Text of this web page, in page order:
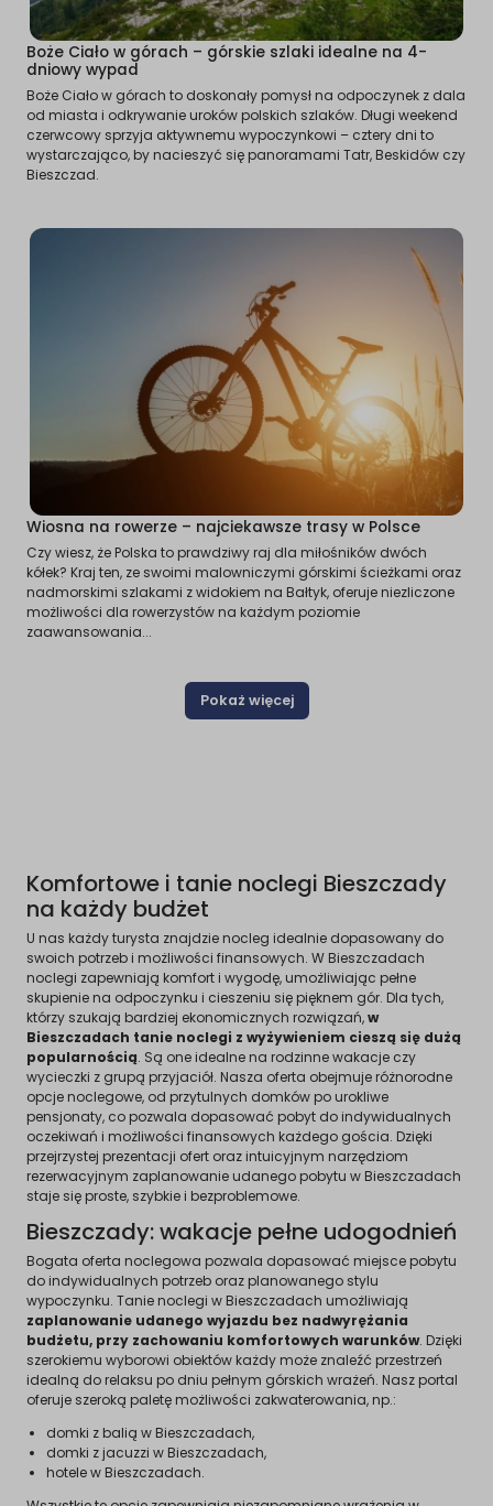
Boże Ciało w górach – górskie szlaki idealne na 4-
dniowy wypad
Boże Ciało w górach to doskonały pomysł na odpoczynek z dala
od miasta i odkrywanie uroków polskich szlaków. Długi weekend
czerwcowy sprzyja aktywnemu wypoczynkowi – cztery dni to
wystarczająco, by nacieszyć się panoramami Tatr, Beskidów czy
Bieszczad.
Wiosna na rowerze – najciekawsze trasy w Polsce
Czy wiesz, że Polska to prawdziwy raj dla miłośników dwóch
kółek? Kraj ten, ze swoimi malowniczymi górskimi ścieżkami oraz
nadmorskimi szlakami z widokiem na Bałtyk, oferuje niezliczone
możliwości dla rowerzystów na każdym poziomie
zaawansowania...
Pokaż więcej
Komfortowe i tanie noclegi Bieszczady
na każdy budżet
U nas każdy turysta znajdzie nocleg idealnie dopasowany do
swoich potrzeb i możliwości finansowych. W Bieszczadach
noclegi zapewniają komfort i wygodę, umożliwiając pełne
skupienie na odpoczynku i cieszeniu się pięknem gór. Dla tych,
którzy szukają bardziej ekonomicznych rozwiązań,w
Bieszczadach tanie noclegi z wyżywieniem cieszą się dużą
popularnością. Są one idealne na rodzinne wakacje czy
wycieczki z grupą przyjaciół. Nasza oferta obejmuje różnorodne
opcje noclegowe, od przytulnych domków po urokliwe
pensjonaty, co pozwala dopasować pobyt do indywidualnych
oczekiwań i możliwości finansowych każdego gościa. Dzięki
przejrzystej prezentacji ofert oraz intuicyjnym narzędziom
rezerwacyjnym zaplanowanie udanego pobytu w Bieszczadach
staje się proste, szybkie i bezproblemowe.
Bieszczady: wakacje pełne udogodnień
Bogata oferta noclegowa pozwala dopasować miejsce pobytu
do indywidualnych potrzeb oraz planowanego stylu
wypoczynku. Tanie noclegi w Bieszczadach umożliwiają
zaplanowanie udanego wyjazdu bez nadwyrężania
budżetu, przy zachowaniu komfortowych warunków. Dzięki
szerokiemu wyborowi obiektów każdy może znaleźć przestrzeń
idealną do relaksu po dniu pełnym górskich wrażeń. Nasz portal
oferuje szeroką paletę możliwości zakwaterowania, np.:
domki z balią w Bieszczadach,
domki z jacuzzi w Bieszczadach,
hotele w Bieszczadach.